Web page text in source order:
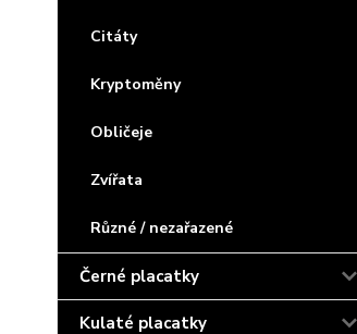
Citáty
Kryptoměny
Obličeje
Zvířata
Různé / nezařazené
Černé placatky
Kulaté placatky